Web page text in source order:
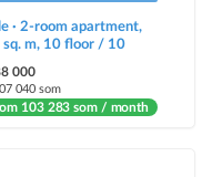
other ads
· 2-room apartment,
sq. m, 10 floor / 10
000
040 som
103 283 som / month